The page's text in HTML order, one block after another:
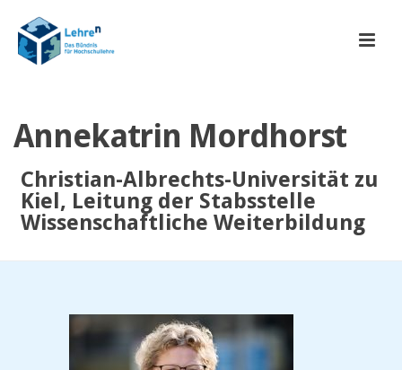
Annekatrin Mordhorst
Christian-Albrechts-Universität zu
Kiel, Leitung der Stabsstelle
Wissenschaftliche Weiterbildung